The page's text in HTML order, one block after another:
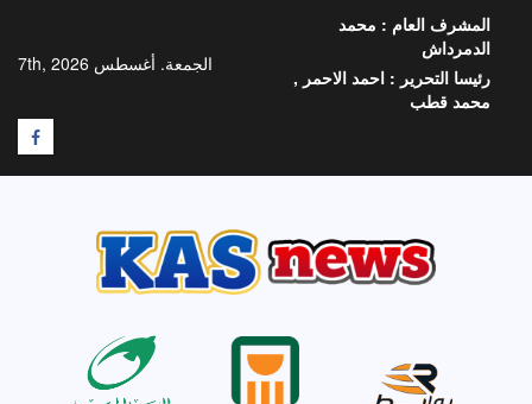
المحتوى
الجمعة. أغسطس 7th, 2026
المشرف العام : محمد
الدمرداش
رئيسا التحرير : احمد الاحمر ,
محمد قطب
F